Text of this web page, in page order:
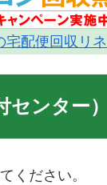
宅配便回収リ
ンター）
ください。